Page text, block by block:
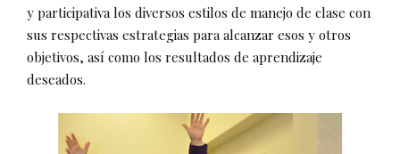
y participativa los diversos estilos de manejo de clase con
sus respectivas estrategias para alcanzar esos y otros
objetivos, así como los resultados de aprendizaje
deseados.